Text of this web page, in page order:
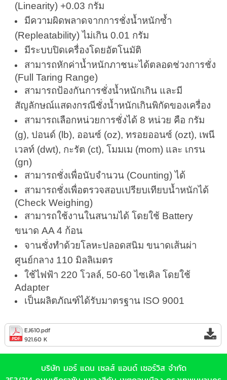
(Linearity) +0.03 กรัม
มีความผิดพลาดจากการชั่งน้ำหนักซ้ำ
(Repleatability) ไม่เกิน 0.01 กรัม
มีระบบปิดเครื่องโดยอัตโนมัติ
สามารถหักค่าน้ำหนักภาชนะได้ตลอดช่วงการชั่ง
(Full Taring Range)
สามารถป้องกันการชั่งน้ำหนักเกิน และมี
สัญลักษณ์แสดงกรณีชั่งน้ำหนักเกินพิกัดของเครื่อง
สามารถเลือกหน่วยการชั่งได้ 8 หน่วย คือ กรัม
(g), ปอนด์ (lb), ออนซ์ (oz), ทรอยออนซ์ (ozt), เพนี
เวลท์ (dwt), กะรัต (ct), โมมเม (mom) และ เกรน
(gn)
สามารถชั่งเพื่อนับจำนวน (Counting) ได้
สามารถชั่งเพื่อตรวจสอบเปรียบเทียบน้ำหนักได้
(Check Weighing)
สามารถใช้งานในสนามได้ โดยใช้ Battery
ขนาด AA 4 ก้อน
จานชั่งทำด้วยโลหะปลอดสนิม ขนาดเส้นผ่า
ศูนย์กลาง 110 มิลลิเมตร
ใช้ไฟฟ้า 220 โวลล์, 50-60 ไซเคิล โดยใช้
Adapter
เป็นผลิตภัณฑ์ได้รับมาตรฐาน ISO 9001
EJ610.pdf
921.60 K
บริษัท มอร์ แดน เซลส์ แอนด์ เซอร์วิส จำกัด